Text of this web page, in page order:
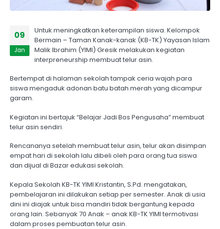
09
Jan
Untuk meningkatkan keterampilan siswa. Kelompok
Bermain – Taman Kanak-kanak (KB-TK) Yayasan Islam
Malik Ibrahim (YIMI) Gresik melakukan kegiatan
interpreneurship membuat telur asin.
Bertempat di halaman sekolah tampak ceria wajah para
siswa mengaduk adonan batu batah merah yang dicampur
garam.
Kegiatan ini bertajuk “Belajar Jadi Bos Pengusaha” membuat
telur asin sendiri.
Rencananya setelah membuat telur asin, telur akan disimpan
empat hari di sekolah lalu dibeli oleh para orang tua siswa
dan dijual di Bazar edukasi sekolah.
Kepala Sekolah KB-TK YIMI Kristantin, S.Pd. mengatakan,
pembelajaran ini dilakukan setiap per semester. Anak di usia
dini ini diajak untuk bisa mandiri tidak bergantung kepada
orang lain. Sebanyak 70 Anak – anak KB-TK YIMI termotivasi
dalam proses pembuatan telur asin.